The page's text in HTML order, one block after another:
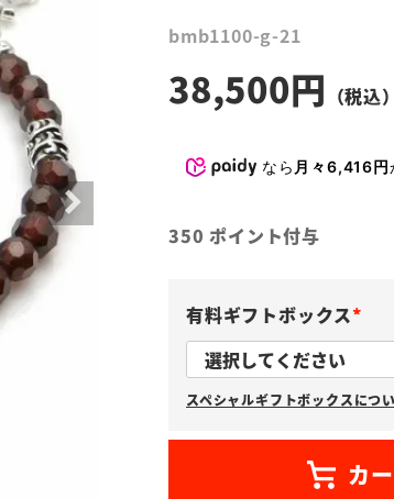
bmb1100-g-21
38,500
なら 月々6,416円
350 ポイント付与
有料ギフトボックス
(
必
スペシャルギフトボックスにつ